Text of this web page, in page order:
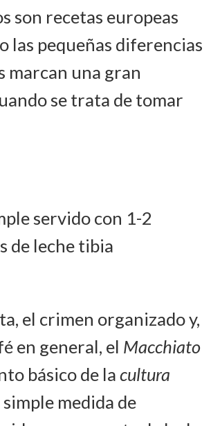
son recetas europeas
las pequeñas diferencias
marcan una gran
se trata de tomar
servido con 1-2
de leche tibia
el crimen organizado y,
en general, el Macchiato
básico de la cultura
simple medida de